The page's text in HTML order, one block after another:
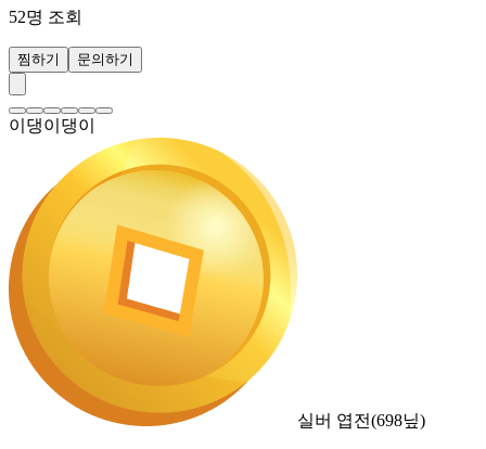
52명 조회
찜하기 문의하기
이댕이댕이
실버 엽전(698닢)